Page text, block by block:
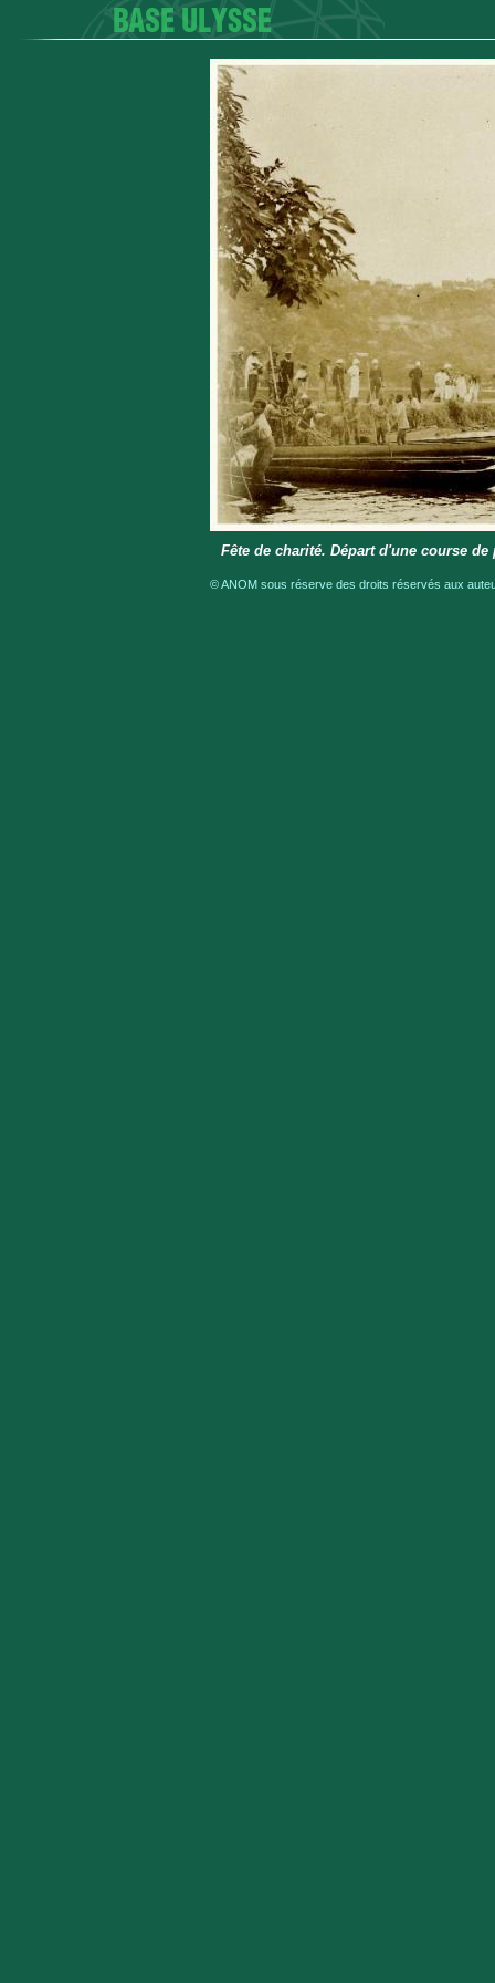
Fête de charité. Départ d'une course de
© ANOM sous réserve des droits réservés aux